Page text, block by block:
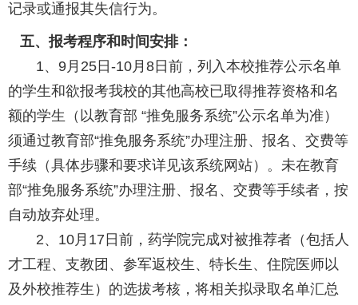
记录或通报其失信行为。
五、报考程序和时间安排：
1、9月25日-10月8日前，列入本校推荐公示名单
的学生和欲报考我校的其他高校已取得推荐资格和名
额的学生（以教育部 “推免服务系统”公示名单为准）
须通过教育部“推免服务系统”办理注册、报名、交费等
手续（具体步骤和要求详见该系统网站）。未在教育
部“推免服务系统”办理注册、报名、交费等手续者，按
自动放弃处理。
2、10月17日前，药学院完成对被推荐者（包括人
才工程、支教团、参军返校生、特长生、住院医师以
及外校推荐生）的选拔考核，将相关拟录取名单汇总